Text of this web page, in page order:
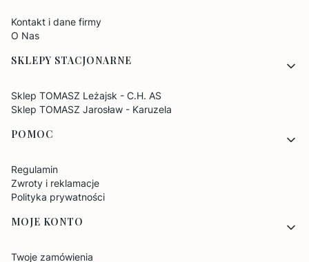
Kontakt i dane firmy
O Nas
SKLEPY STACJONARNE
Sklep TOMASZ Leżajsk - C.H. AS
Sklep TOMASZ Jarosław - Karuzela
POMOC
Regulamin
Zwroty i reklamacje
Polityka prywatności
MOJE KONTO
Twoje zamówienia